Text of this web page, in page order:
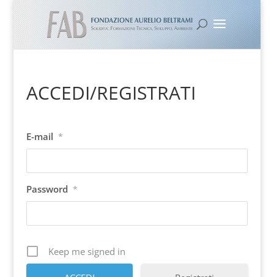
ACCEDI/REGISTRATI
E-mail *
Password *
Keep me signed in